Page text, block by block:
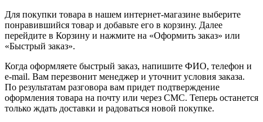
Для покупки товара в нашем интернет-магазине выберите
понравившийся товар и добавьте его в корзину. Далее
перейдите в Корзину и нажмите на «Оформить заказ» или
«Быстрый заказ».
Когда оформляете быстрый заказ, напишите ФИО, телефон и
e-mail. Вам перезвонит менеджер и уточнит условия заказа.
По результатам разговора вам придет подтверждение
оформления товара на почту или через СМС. Теперь останется
только ждать доставки и радоваться новой покупке.